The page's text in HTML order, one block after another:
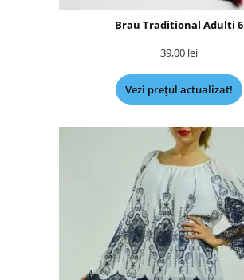
Brau Traditional Adulti 6
39,00 lei
Vezi prețul actualizat!